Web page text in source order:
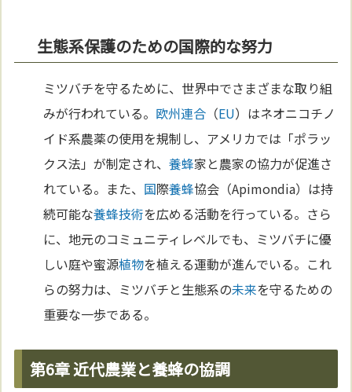
生態系保護のための国際的な努力
ミツバチを守るために、世界中でさまざまな取り組
みが行われている。 欧州連合 （EU）はネオニコチノ
イド系農薬の使用を規制し、アメリカでは「ポラッ
クス法」が制定され、養蜂家と農家の協力が促進さ
れている。また、 国際養蜂協会（Apimondia）は持
続可能な養蜂技術を広める活動を行っている。さら
に、地元のコミュニティレベルでも、ミツバチに優
しい庭や蜜源植物を植える運動が進んでいる。これ
らの努力は、ミツバチと生態系の未来を守るための
重要な一歩である。
第6章 近代農業と養蜂の協調